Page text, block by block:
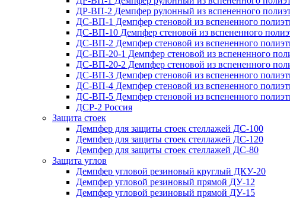
ДР-ВП-2 Демпфер рулонный из вспененного
ДС-ВП-1 Демпфер стеновой из вспененного
ДС-ВП-10 Демпфер стеновой из вспененного
ДС-ВП-2 Демпфер стеновой из вспененного
ДС-ВП-20-1 Демпфер стеновой из вспененного
ДС-ВП-20-2 Демпфер стеновой из вспененного
ДС-ВП-3 Демпфер стеновой из вспененного
ДС-ВП-4 Демпфер стеновой из вспененного
ДС-ВП-5 Демпфер стеновой из вспененного
ДСР-2 Россия
Защита стоек
Демпфер для защиты стоек стеллажей ДС-100
Демпфер для защиты стоек стеллажей ДС-120
Демпфер для защиты стоек стеллажей ДС-80
Защита углов
Демпфер угловой резиновый круглый ДКУ-20
Демпфер угловой резиновый прямой ДУ-12
Демпфер угловой резиновый прямой ДУ-15